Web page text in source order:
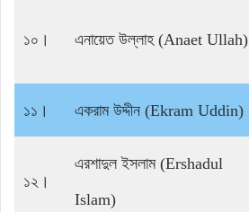
১০। এনায়েত উল্লাহ (Anaet Ullah)
১১। একরাম উদ্দীন (Ekram Uddin)
১২।
এরশাদুল ইসলাম (Ershadul
Islam)